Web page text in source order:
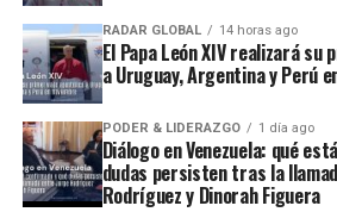
RADAR GLOBAL 14 horas ago
El Papa León XIV realizará
a Uruguay, Argentina y Perú
PODER & LIDERAZGO 1 día ago
Diálogo en Venezuela: qué
dudas persisten tras la
Rodríguez y Dinorah Figuera